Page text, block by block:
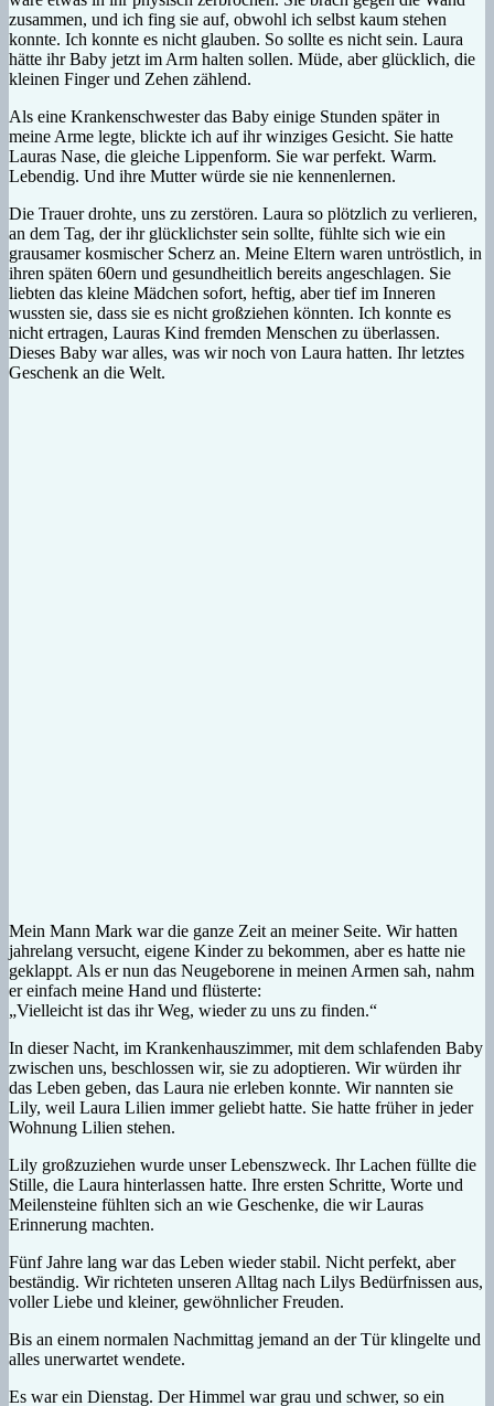
zusammen, und ich fing sie auf, obwohl ich selbst kaum stehen
konnte. Ich konnte es nicht glauben. So sollte es nicht sein. Laura
hätte ihr Baby jetzt im Arm halten sollen. Müde, aber glücklich, die
kleinen Finger und Zehen zählend.
Als eine Krankenschwester das Baby einige Stunden später in
meine Arme legte, blickte ich auf ihr winziges Gesicht. Sie hatte
Lauras Nase, die gleiche Lippenform. Sie war perfekt. Warm.
Lebendig. Und ihre Mutter würde sie nie kennenlernen.
Die Trauer drohte, uns zu zerstören. Laura so plötzlich zu verlieren,
an dem Tag, der ihr glücklichster sein sollte, fühlte sich wie ein
grausamer kosmischer Scherz an. Meine Eltern waren untröstlich, in
ihren späten 60ern und gesundheitlich bereits angeschlagen. Sie
liebten das kleine Mädchen sofort, heftig, aber tief im Inneren
wussten sie, dass sie es nicht großziehen könnten. Ich konnte es
nicht ertragen, Lauras Kind fremden Menschen zu überlassen.
Dieses Baby war alles, was wir noch von Laura hatten. Ihr letztes
Geschenk an die Welt.
Mein Mann Mark war die ganze Zeit an meiner Seite. Wir hatten
jahrelang versucht, eigene Kinder zu bekommen, aber es hatte nie
geklappt. Als er nun das Neugeborene in meinen Armen sah, nahm
er einfach meine Hand und flüsterte:
„Vielleicht ist das ihr Weg, wieder zu uns zu finden.“
In dieser Nacht, im Krankenhauszimmer, mit dem schlafenden Baby
zwischen uns, beschlossen wir, sie zu adoptieren. Wir würden ihr
das Leben geben, das Laura nie erleben konnte. Wir nannten sie
Lily, weil Laura Lilien immer geliebt hatte. Sie hatte früher in jeder
Wohnung Lilien stehen.
Lily großzuziehen wurde unser Lebenszweck. Ihr Lachen füllte die
Stille, die Laura hinterlassen hatte. Ihre ersten Schritte, Worte und
Meilensteine fühlten sich an wie Geschenke, die wir Lauras
Erinnerung machten.
Fünf Jahre lang war das Leben wieder stabil. Nicht perfekt, aber
beständig. Wir richteten unseren Alltag nach Lilys Bedürfnissen aus,
voller Liebe und kleiner, gewöhnlicher Freuden.
Bis an einem normalen Nachmittag jemand an der Tür klingelte und
alles unerwartet wendete.
Es war ein Dienstag. Der Himmel war grau und schwer, so ein